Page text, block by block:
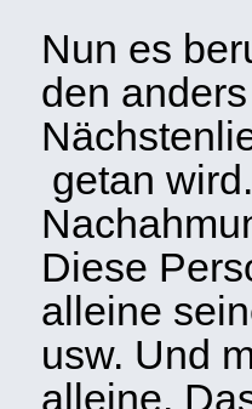
Nun es
den
getan
Diese
alleine
usw. Und
alleine.